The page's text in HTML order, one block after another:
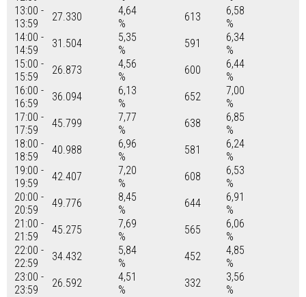
13:00 -
13:59
27.330
4,64
%
613
6,58
%
14:00 -
14:59
31.504
5,35
%
591
6,34
%
15:00 -
15:59
26.873
4,56
%
600
6,44
%
16:00 -
16:59
36.094
6,13
%
652
7,00
%
17:00 -
17:59
45.799
7,77
%
638
6,85
%
18:00 -
18:59
40.988
6,96
%
581
6,24
%
19:00 -
19:59
42.407
7,20
%
608
6,53
%
20:00 -
20:59
49.776
8,45
%
644
6,91
%
21:00 -
21:59
45.275
7,69
%
565
6,06
%
22:00 -
22:59
34.432
5,84
%
452
4,85
%
23:00 -
23:59
26.592
4,51
%
332
3,56
%